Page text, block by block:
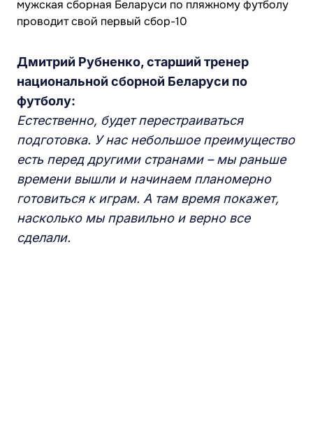
Дмитрий Рубненко, старший тренер
национальной сборной Беларуси по
футболу:
Естественно, будет перестраиваться
подготовка. У нас небольшое преимущество
есть перед другими странами – мы раньше
времени вышли и начинаем планомерно
готовиться к играм. А там время покажет,
насколько мы правильно и верно все
сделали.